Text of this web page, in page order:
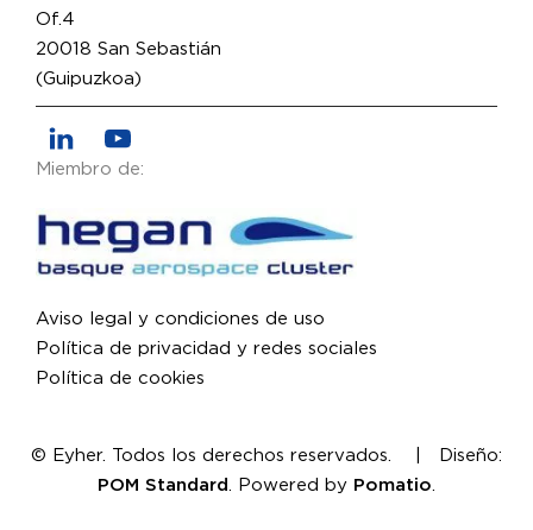
Of.4
20018 San Sebastián
(Guipuzkoa)
Miembro de:
Aviso legal y condiciones de uso
Política de privacidad y redes sociales
Política de cookies
© Eyher. Todos los derechos reservados. | Diseño:
POM Standard. Powered by Pomatio.